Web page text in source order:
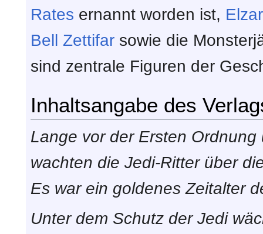
Rates ernannt worden ist,
Bell Zettifar sowie die
sind zentrale Figuren der
Inhaltsangabe des
Lange vor der Ersten Ordnung
wachten die Jedi-Ritter über
Es war ein goldenes Zeitalter
Unter dem Schutz der Jedi